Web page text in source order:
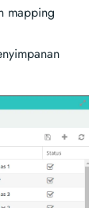
mapping